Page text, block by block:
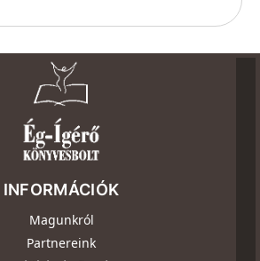
INFORMÁCIÓK
Magunkról
Partnereink